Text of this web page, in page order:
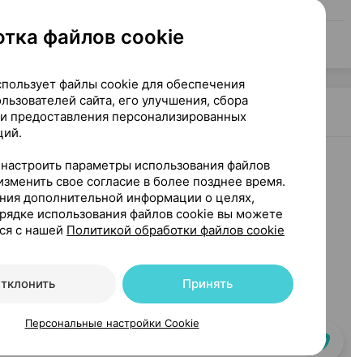
[масляный], 10 мл ×1, Эвалар Россия
25
1 шт. обновл. вчера
файлов cookie
файлы cookie для обеспечения
сайта, его улучшения, сбора
предоставления персонализированных
параметры использования файлов
свое согласие в более позднее время.
дополнительной информации о целях,
использования файлов cookie вы можете
с нашей Политикой обработки файлов cookie
Принять
Персональные настройки Cookie